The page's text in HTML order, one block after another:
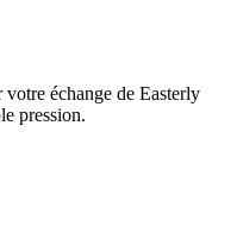
échange de Easterly
pression.